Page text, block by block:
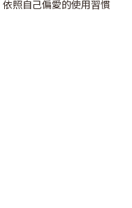
照自己偏愛的使用習慣